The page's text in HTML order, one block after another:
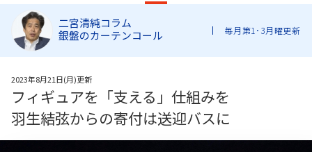
二宮清純コラム
銀盤のカーテンコール
毎月第1･3月曜更新
2023年8月21日(月)更新
フィギュアを「支える」仕組みを
羽生結弦からの寄付は送迎バスに